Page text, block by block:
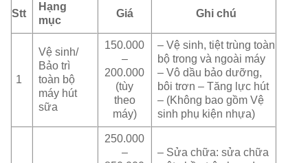
Stt
Hạng
mục
Giá Ghi chú
1
Vệ sinh/
Bảo trì
toàn bộ
máy hút
sữa
150.000
–
200.000
(tùy
theo
máy)
– Vệ sinh, tiệt trùng toàn
bộ trong và ngoài máy
– Vô dầu bảo dưỡng,
bôi trơn – Tăng lực hút
– (Không bao gồm Vệ
sinh phụ kiện nhựa)
250.000
–
– Sửa chữa: sửa chữa